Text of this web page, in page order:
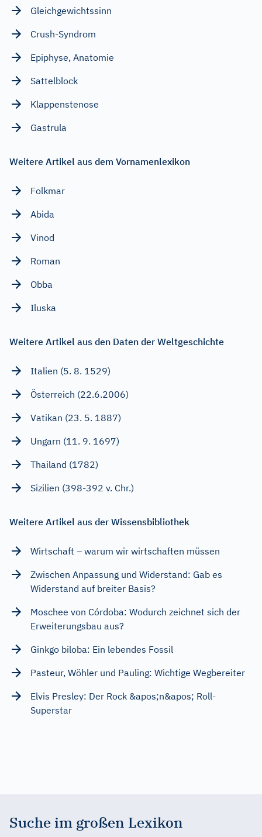
Gleichgewichtssinn
Crush-Syndrom
Epiphyse, Anatomie
Sattelblock
Klappenstenose
Gastrula
Weitere Artikel aus dem Vornamenlexikon
Folkmar
Abida
Vinod
Roman
Obba
Iluska
Weitere Artikel aus den Daten der Weltgeschichte
Italien (5. 8. 1529)
Österreich (22.6.2006)
Vatikan (23. 5. 1887)
Ungarn (11. 9. 1697)
Thailand (1782)
Sizilien (398-392 v. Chr.)
Weitere Artikel aus der Wissensbibliothek
Wirtschaft – warum wir wirtschaften müssen
Zwischen Anpassung und Widerstand: Gab es
Widerstand auf breiter Basis?
Moschee von Córdoba: Wodurch zeichnet sich der
Erweiterungsbau aus?
Ginkgo biloba: Ein lebendes Fossil
Pasteur, Wöhler und Pauling: Wichtige Wegbereiter
Elvis Presley: Der Rock &apos;n&apos; Roll-
Superstar
Suche im großen Lexikon